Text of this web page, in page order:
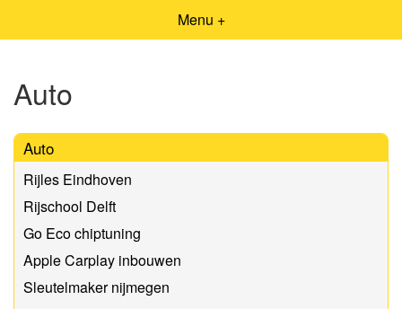
Menu +
Auto
Auto
Rijles Eindhoven
Rijschool Delft
Go Eco chiptuning
Apple Carplay inbouwen
Sleutelmaker nijmegen